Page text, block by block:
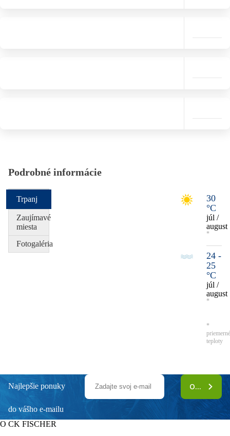
Podrobné informácie
30
°C
júl /
august
*
24 -
25
°C
júl /
august
*
*
teploty
Trpanj
Zaujímavé
miesta
Fotogaléria
Najlepšie ponuky
do vášho e-mailu
ODOBERAŤ
O CK FISCHER